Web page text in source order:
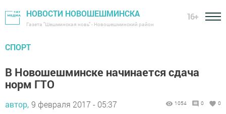
НОВОСТИ НОВОШЕШМИНСКА
Газета "Шешминская новь" - Новошешминский район
16+
СПОРТ
В Новошешминске начинается сдача
норм ГТО
автор, 9 февраля 2017 - 05:37 1054 0 0